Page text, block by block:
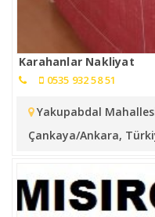
Karahanlar Nakliyat
0535 932 58 51
Yakupabdal
Çankaya/Ankara,